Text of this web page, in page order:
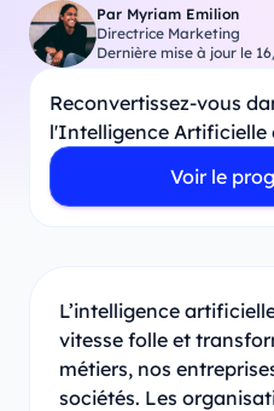
Par Myriam Emilion
Directrice Marketing
Dernière mise à jour le
Reconvertissez-vous
l'Intelligence Artificielle
Voir le
L’intelligence
vitesse folle et
métiers, nos
sociétés. Les